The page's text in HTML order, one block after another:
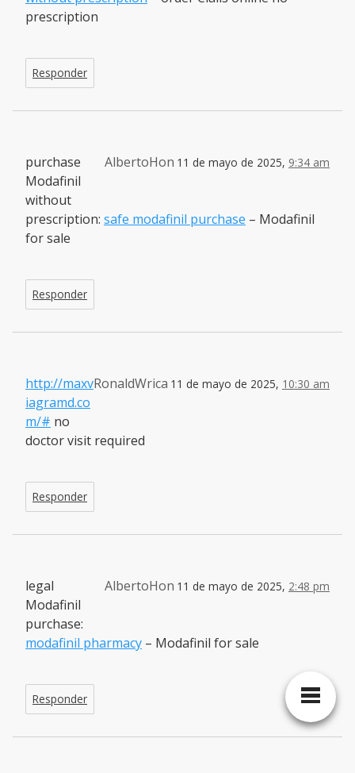
prescription
Responder
AlbertoHon 11 de mayo de 2025, 9:34 am
purchase
Modafinil
without
prescription: safe modafinil purchase – Modafinil
for sale
Responder
RonaldWrica 11 de mayo de 2025, 10:30 am
http://maxv
iagramd.co
m/# no
doctor visit required
Responder
AlbertoHon 11 de mayo de 2025, 2:48 pm
legal
Modafinil
purchase:
modafinil pharmacy – Modafinil for sale
Responder